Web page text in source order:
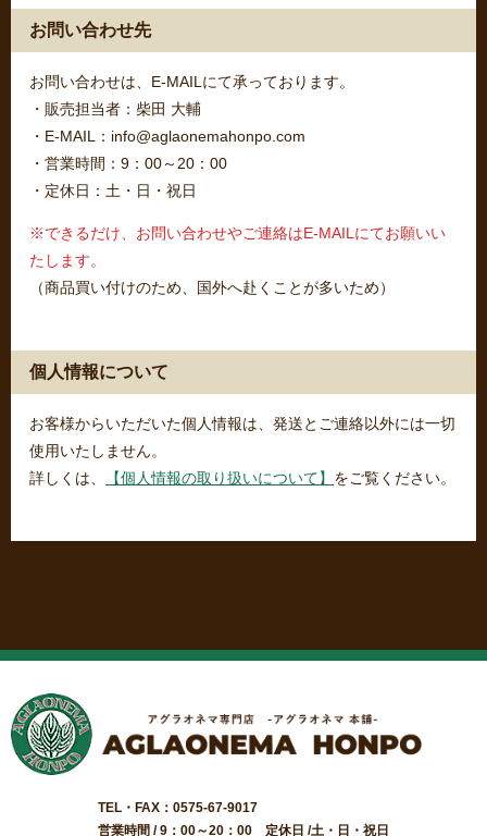
お問い合わせ先
お問い合わせは、E-MAILにて承っております。
・販売担当者：柴田 大輔
・E-MAIL：info@aglaonemahonpo.com
・営業時間：9：00～20：00
・定休日：土・日・祝日
※できるだけ、お問い合わせやご連絡はE-MAILにてお願いい
たします。
（商品買い付けのため、国外へ赴くことが多いため）
個人情報について
お客様からいただいた個人情報は、発送とご連絡以外には一切
使用いたしません。
詳しくは、
【個人情報の取り扱いについて】 をご覧ください。
TEL・FAX：0575-67-9017
営業時間 / 9：00～20：00 定休日 /土・日・祝日